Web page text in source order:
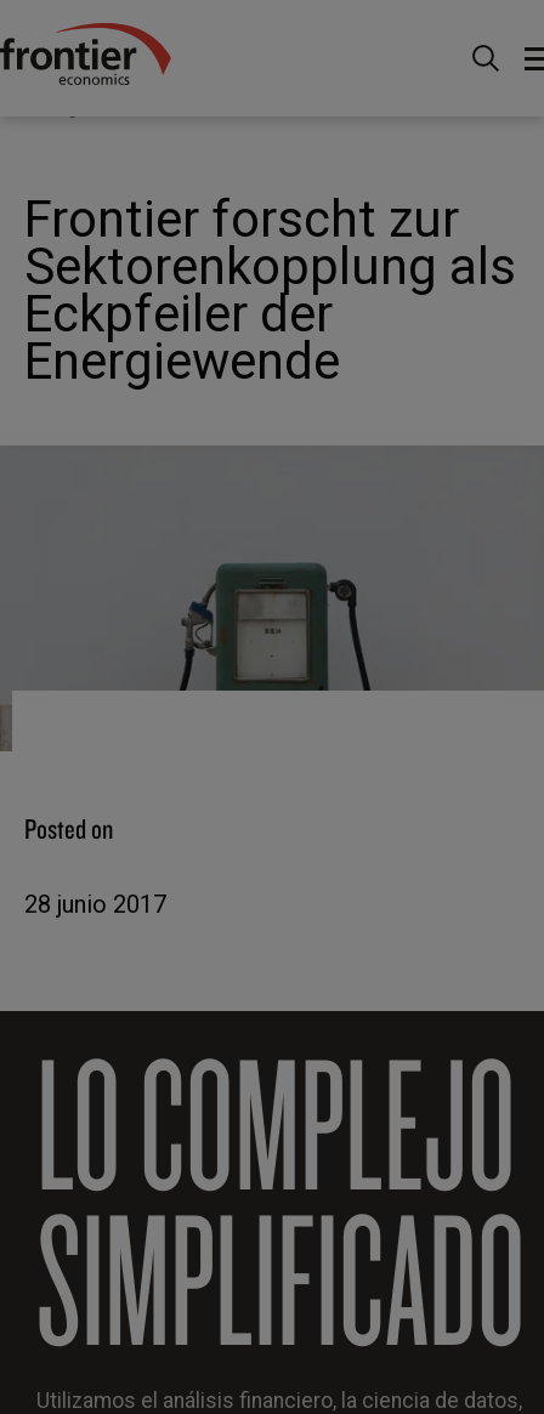
Ir al inico Noticias e información
Frontier forscht zur Sektorenkopplung als Eckpfeiler der
Frontier forscht zur
Sektorenkopplung als
Eckpfeiler der
Energiewende
Posted on
28 junio 2017
LO COMPLEJO
SIMPLIFICADO
Utilizamos el análisis financiero, la ciencia de datos,